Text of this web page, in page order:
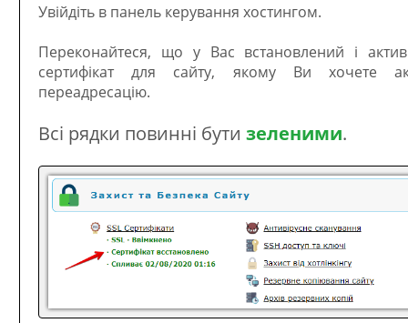
Увійдіть в панель керування хостингом.
Переконайтеся, що у Вас встановлений і
сертифікат для сайту, якому Ви хочете
переадресацію.
Всі рядки повинні бути зеленими.